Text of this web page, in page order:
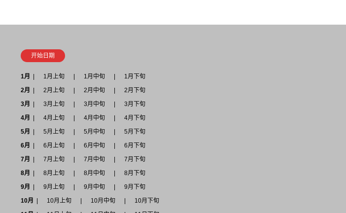
开始日期
1月 1月上旬 1月中旬
1月下旬
2月
2月上旬 2月中旬
2月下旬
3月
3月上旬 3月中旬
3月下旬
4月
4月上旬 4月中旬
4月下旬
5月
5月上旬 5月中旬
5月下旬
6月
6月上旬 6月中旬
6月下旬
7月
7月上旬 7月中旬
7月下旬
8月
8月上旬 8月中旬
8月下旬
9月
9月上旬 9月中旬
9月下旬
10月
10月上旬 10月中旬
10月下旬